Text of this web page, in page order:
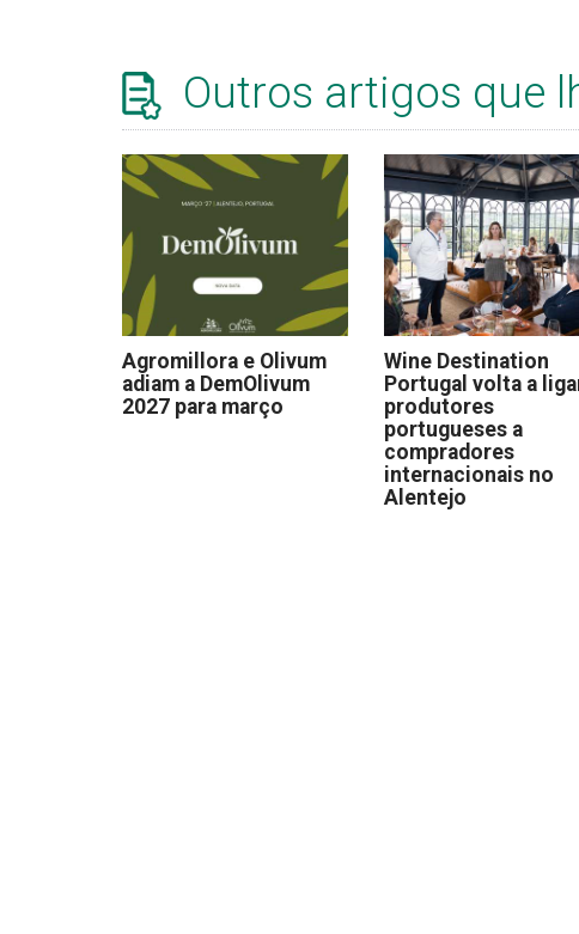
Outros artigos que
Agromillora e Olivum
adiam a DemOlivum
2027 para março
Wine Destination
Portugal volta a
produtores
portugueses a
compradores
internacionais no
Alentejo